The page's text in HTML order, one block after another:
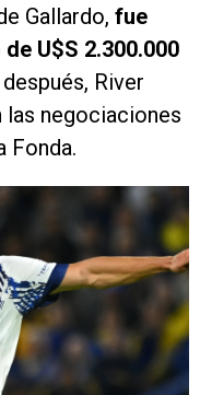
Gallardo, fue
U$S 2.300.000
River
las negociaciones
Fonda.